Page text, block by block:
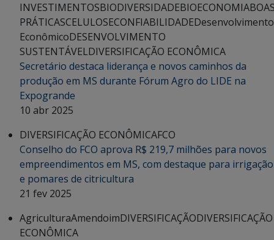
INVESTIMENTOSBIODIVERSIDADEBIOECONOMIA
PRÁTICASCELULOSECONFIABILIDADEDesenvolvimento
EconômicoDESENVOLVIMENTO
SUSTENTÁVELDIVERSIFICAÇÃO ECONÔMICA
Secretário destaca liderança e novos caminhos da
produção em MS durante Fórum Agro do LIDE na
Expogrande
10 abr 2025
DIVERSIFICAÇÃO ECONÔMICAFCO
Conselho do FCO aprova R$ 219,7 milhões para novos
empreendimentos em MS, com destaque para irrigação
e pomares de citricultura
21 fev 2025
AgriculturaAmendoimDIVERSIFICAÇÃODIVERSIFICAÇÃO
ECONÔMICA